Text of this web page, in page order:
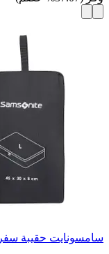
سامسونايت حقيبة سفر